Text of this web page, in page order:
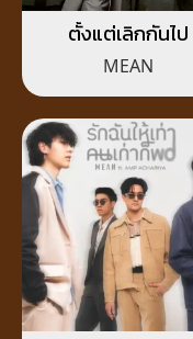
ตั้งแต่เลิกกันไป
MEAN